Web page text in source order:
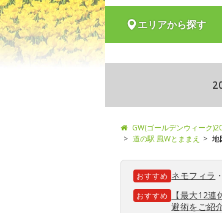
エリアから探す
GW(ゴールデンウィーク
道の駅 風Wとままえ
地
おすすめ ネモフィラ ・
おすすめ
【最大12
避術をご紹